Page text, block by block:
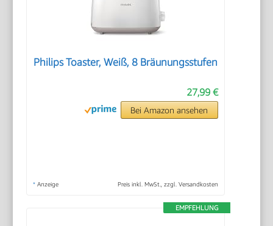
Philips Toaster, Weiß, 8 Bräunungsstufen
27,99 €
Bei Amazon ansehen
* Anzeige Preis inkl. MwSt., zzgl. Versandkosten
EMPFEHLUNG